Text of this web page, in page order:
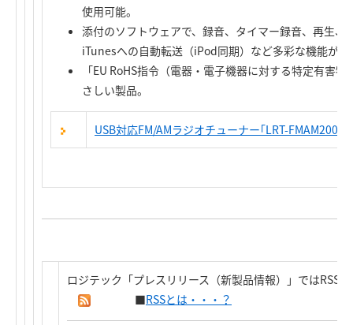
使用可能。
添付のソフトウェアで、録音、タイマー録音、再生、
iTunesへの自動転送（iPod同期）など多彩な機能が利
「EU RoHS指令（電器・電子機器に対する特定有害
さしい製品。
USB対応FM/AMラジオチューナー｢LRT-FMAM200U
ロジテック「プレスリリース（新製品情報）」ではRSS
■RSSとは・・・？